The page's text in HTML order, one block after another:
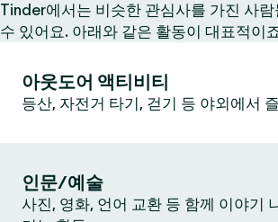
Tinder에서는 비슷한 관심사를 가진 사
수 있어요. 아래와 같은 활동이 대표적이
아웃도어 액티비티
등산, 자전거 타기, 걷기 등 야외에서
인문/예술
사진, 영화, 언어 교환 등 함께 이야기